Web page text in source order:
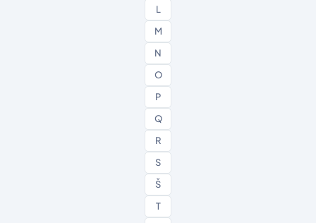
L
M
N
O
P
Q
R
S
Š
T